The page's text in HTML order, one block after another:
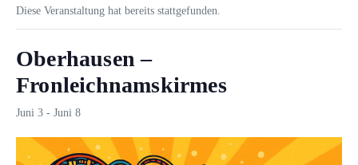
Diese Veranstaltung hat bereits stattgefunden.
Oberhausen –
Fronleichnamskirmes
Juni 3 - Juni 8